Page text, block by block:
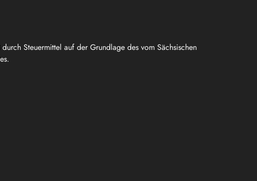
Steuermittel auf der Grundlage des vom Sächsischen